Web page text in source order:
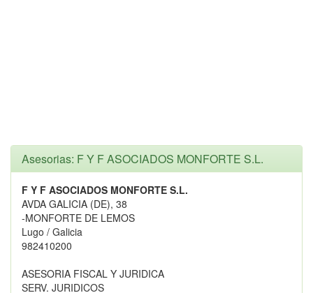
Asesorias: F Y F ASOCIADOS MONFORTE S.L.
F Y F ASOCIADOS MONFORTE S.L.
AVDA GALICIA (DE), 38
-MONFORTE DE LEMOS
Lugo / Galicia
982410200
ASESORIA FISCAL Y JURIDICA
SERV. JURIDICOS